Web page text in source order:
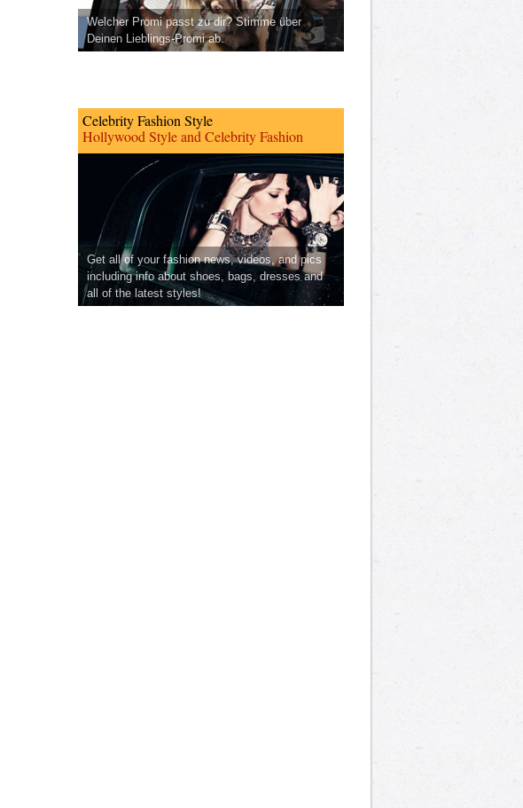
Welcher Promi passt zu dir? Stimme über
Deinen Lieblings-Promi ab.
Celebrity Fashion Style
Hollywood Style and Celebrity Fashion
Get all of your fashion news, videos, and pics
including info about shoes, bags, dresses and
all of the latest styles!